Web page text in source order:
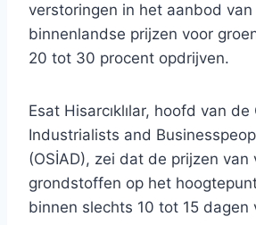
verstoringen in het aanbod
binnenlandse prijzen voor
20 tot 30 procent opdrijven.
Esat Hisarcıklılar, hoofd van de
Industrialists and
(OSİAD), zei dat de prijzen van
grondstoffen op het
binnen slechts 10 tot 15 dagen